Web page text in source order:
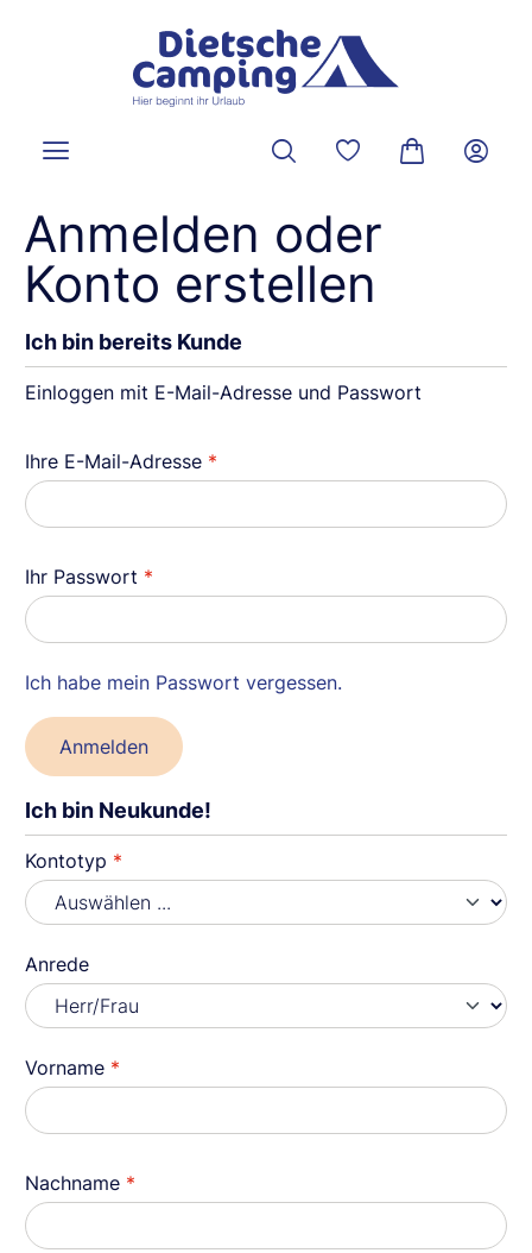
Du hast 0 Produkte
Warenkorb
Anmelden oder
Konto erstellen
Ich bin bereits Kunde
Einloggen mit E-Mail-Adresse und Passwort
Ihre E-Mail-Adresse *
Ihr Passwort *
Ich habe mein Passwort vergessen.
Anmelden
Ich bin Neukunde!
Persönliche Informationen
Kontotyp *
Anrede
Vorname *
Nachname *